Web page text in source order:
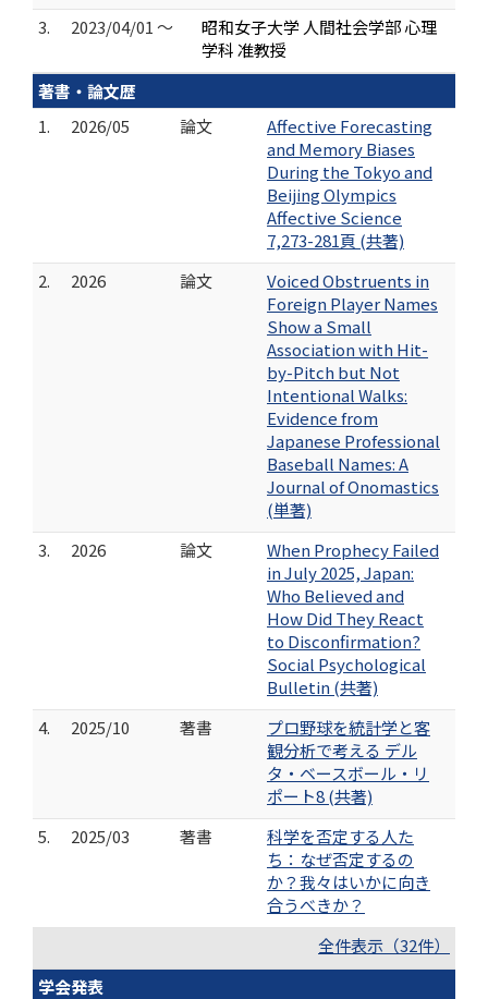
3.
2023/04/01 ～
昭和女子大学 人間社会学部 心理
学科 准教授
著書・論文歴
1.
2026/05 論文
Affective Forecasting
and Memory Biases
During the Tokyo and
Beijing Olympics
Affective Science
7,273-281頁 (共著)
2.
2026 論文
Voiced Obstruents in
Foreign Player Names
Show a Small
Association with Hit-
by-Pitch but Not
Intentional Walks:
Evidence from
Japanese Professional
Baseball Names: A
Journal of Onomastics
(単著)
3.
2026 論文
When Prophecy Failed
in July 2025, Japan:
Who Believed and
How Did They React
to Disconfirmation?
Social Psychological
Bulletin (共著)
4.
2025/10 著書
プロ野球を統計学と客
観分析で考える デル
タ・ベースボール・リ
ポート8 (共著)
5.
2025/03 著書
科学を否定する人た
ち：なぜ否定するの
か？我々はいかに向き
合うべきか？
全件表示（32件）
学会発表